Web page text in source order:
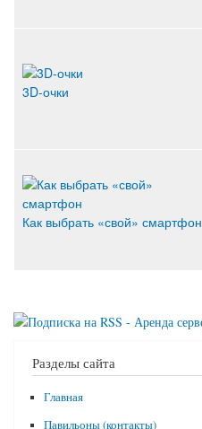
3D-очки
Как выбрать «свой» смартфон
Разделы сайта
Главная
Павильоны (контакты)